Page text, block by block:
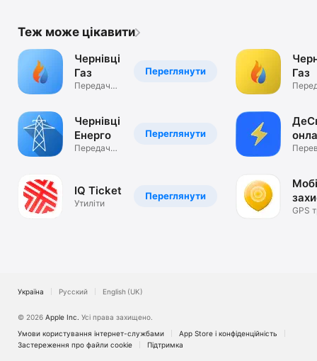
Теж може цікавити
Переглянути
Чернівці
Газ
Передача
Переглянути
Чернівці
Енерго
Передача
Переглянути
IQ Ticket
Утиліти
Газ
GPS
Україна Русский English (UK)
© 2026 Apple Inc. Усі права захищено.
Умови користування інтернет-службами
App Store і конфіденційність
Застереження про файли cookie
Підтримка